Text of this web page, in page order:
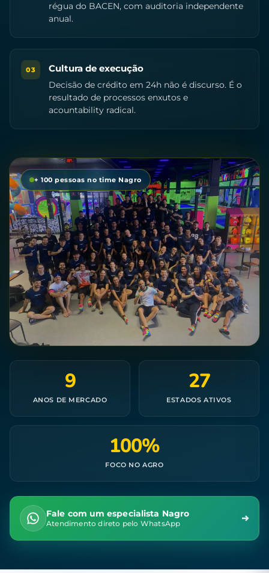
régua do BACEN, com auditoria independente
anual.
03 Cultura de execução
Decisão de crédito em 24h não é discurso. É o
resultado de processos enxutos e
acountability radical.
+ 100 pessoas no time Nagro
9
ANOS DE MERCADO
27
ESTADOS ATIVOS
100%
FOCO NO AGRO
Fale com um especialista Nagro
Atendimento direto pelo WhatsApp